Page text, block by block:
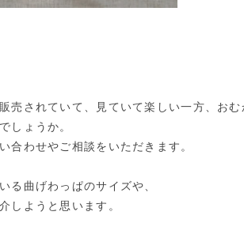
売されていて、見ていて楽しい一方、お
しょうか。
合わせやご相談をいただきます。
る曲げわっぱのサイズや、
しようと思います。